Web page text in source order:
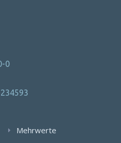
0
Mehrwerte